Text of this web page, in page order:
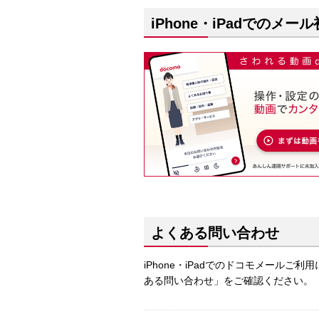
iPhone・iPadでのメール
よくある問い合わせ
iPhone・iPadでのドコモメールご利
ある問い合わせ」をご確認ください。